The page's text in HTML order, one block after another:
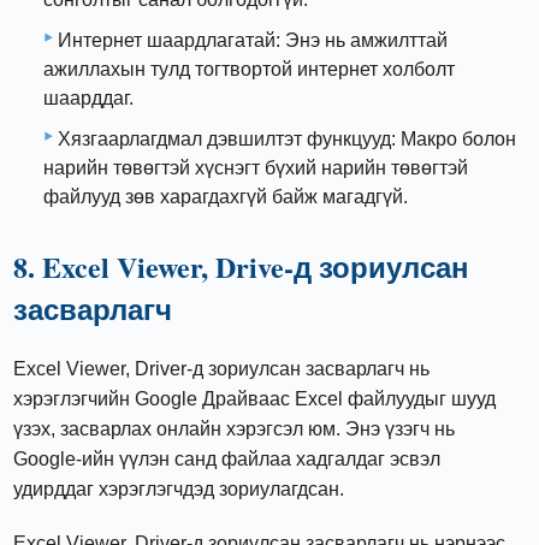
Интернет шаардлагатай: Энэ нь амжилттай
ажиллахын тулд тогтвортой интернет холболт
шаарддаг.
Хязгаарлагдмал дэвшилтэт функцууд: Макро болон
нарийн төвөгтэй хүснэгт бүхий нарийн төвөгтэй
файлууд зөв харагдахгүй байж магадгүй.
8. Excel Viewer, Drive-д зориулсан
засварлагч
Excel Viewer, Driver-д зориулсан засварлагч нь
хэрэглэгчийн Google Драйваас Excel файлуудыг шууд
үзэх, засварлах онлайн хэрэгсэл юм. Энэ үзэгч нь
Google-ийн үүлэн санд файлаа хадгалдаг эсвэл
удирддаг хэрэглэгчдэд зориулагдсан.